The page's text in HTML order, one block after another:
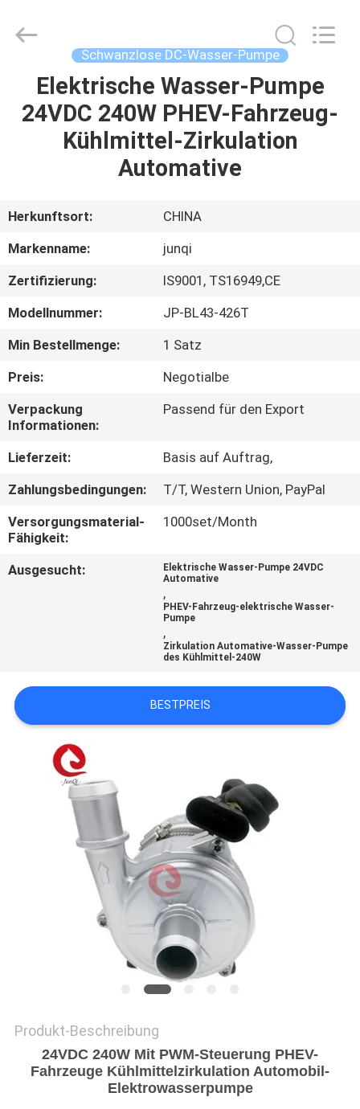
HAUSE
ÜBER
UNS
WERKSBESICHTIGUNG
QUALITÄTSKONTROLLE
KONTAKT
MIT
UNS
NEUIGKEITEN
BITTE UM
EIN
DATENSCHUTZRICHTLINIE
Trade
Co.,Ltd.
Schwanzlose DC-Wasser-Pumpe
Elektrische Wasser-Pumpe
24VDC 240W PHEV-Fahrzeug-
Kühlmittel-Zirkulation
Automative
Herkunftsort:
CHINA
Markenname:
junqi
Zertifizierung:
IS9001, TS16949,CE
Modellnummer:
JP-BL43-426T
Min Bestellmenge:
1 Satz
Preis:
Negotialbe
Verpackung
Informationen:
Passend für den Export
Lieferzeit:
Basis auf Auftrag,
Zahlungsbedingungen:
T/T, Western Union, PayPal
Versorgungsmaterial-
Fähigkeit:
1000set/Month
Ausgesucht:
Elektrische Wasser-Pumpe 24VDC
Automative
,
PHEV-Fahrzeug-elektrische Wasser-
Pumpe
,
Zirkulation Automative-Wasser-Pumpe
des Kühlmittel-240W
BESTPREIS
Produkt-Beschreibung
24VDC 240W Mit PWM-Steuerung PHEV-
Fahrzeuge Kühlmittelzirkulation Automobil-
Elektrowasserpumpe